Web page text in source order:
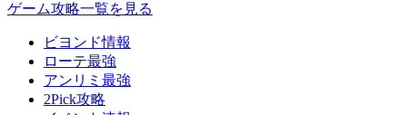
ゲーム攻略一覧を見る
ビヨンド情報
ローテ最強
アンリミ最強
2Pick攻略